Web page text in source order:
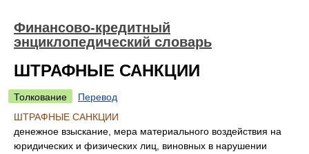
Финансово-кредитный
энциклопедический словарь
ШТРАФНЫЕ САНКЦИИ
Толкование
Перевод
ШТРАФНЫЕ САНКЦИИ
денежное взыскание, мера материального воздействия на
юридических и физических лиц, виновных в нарушении